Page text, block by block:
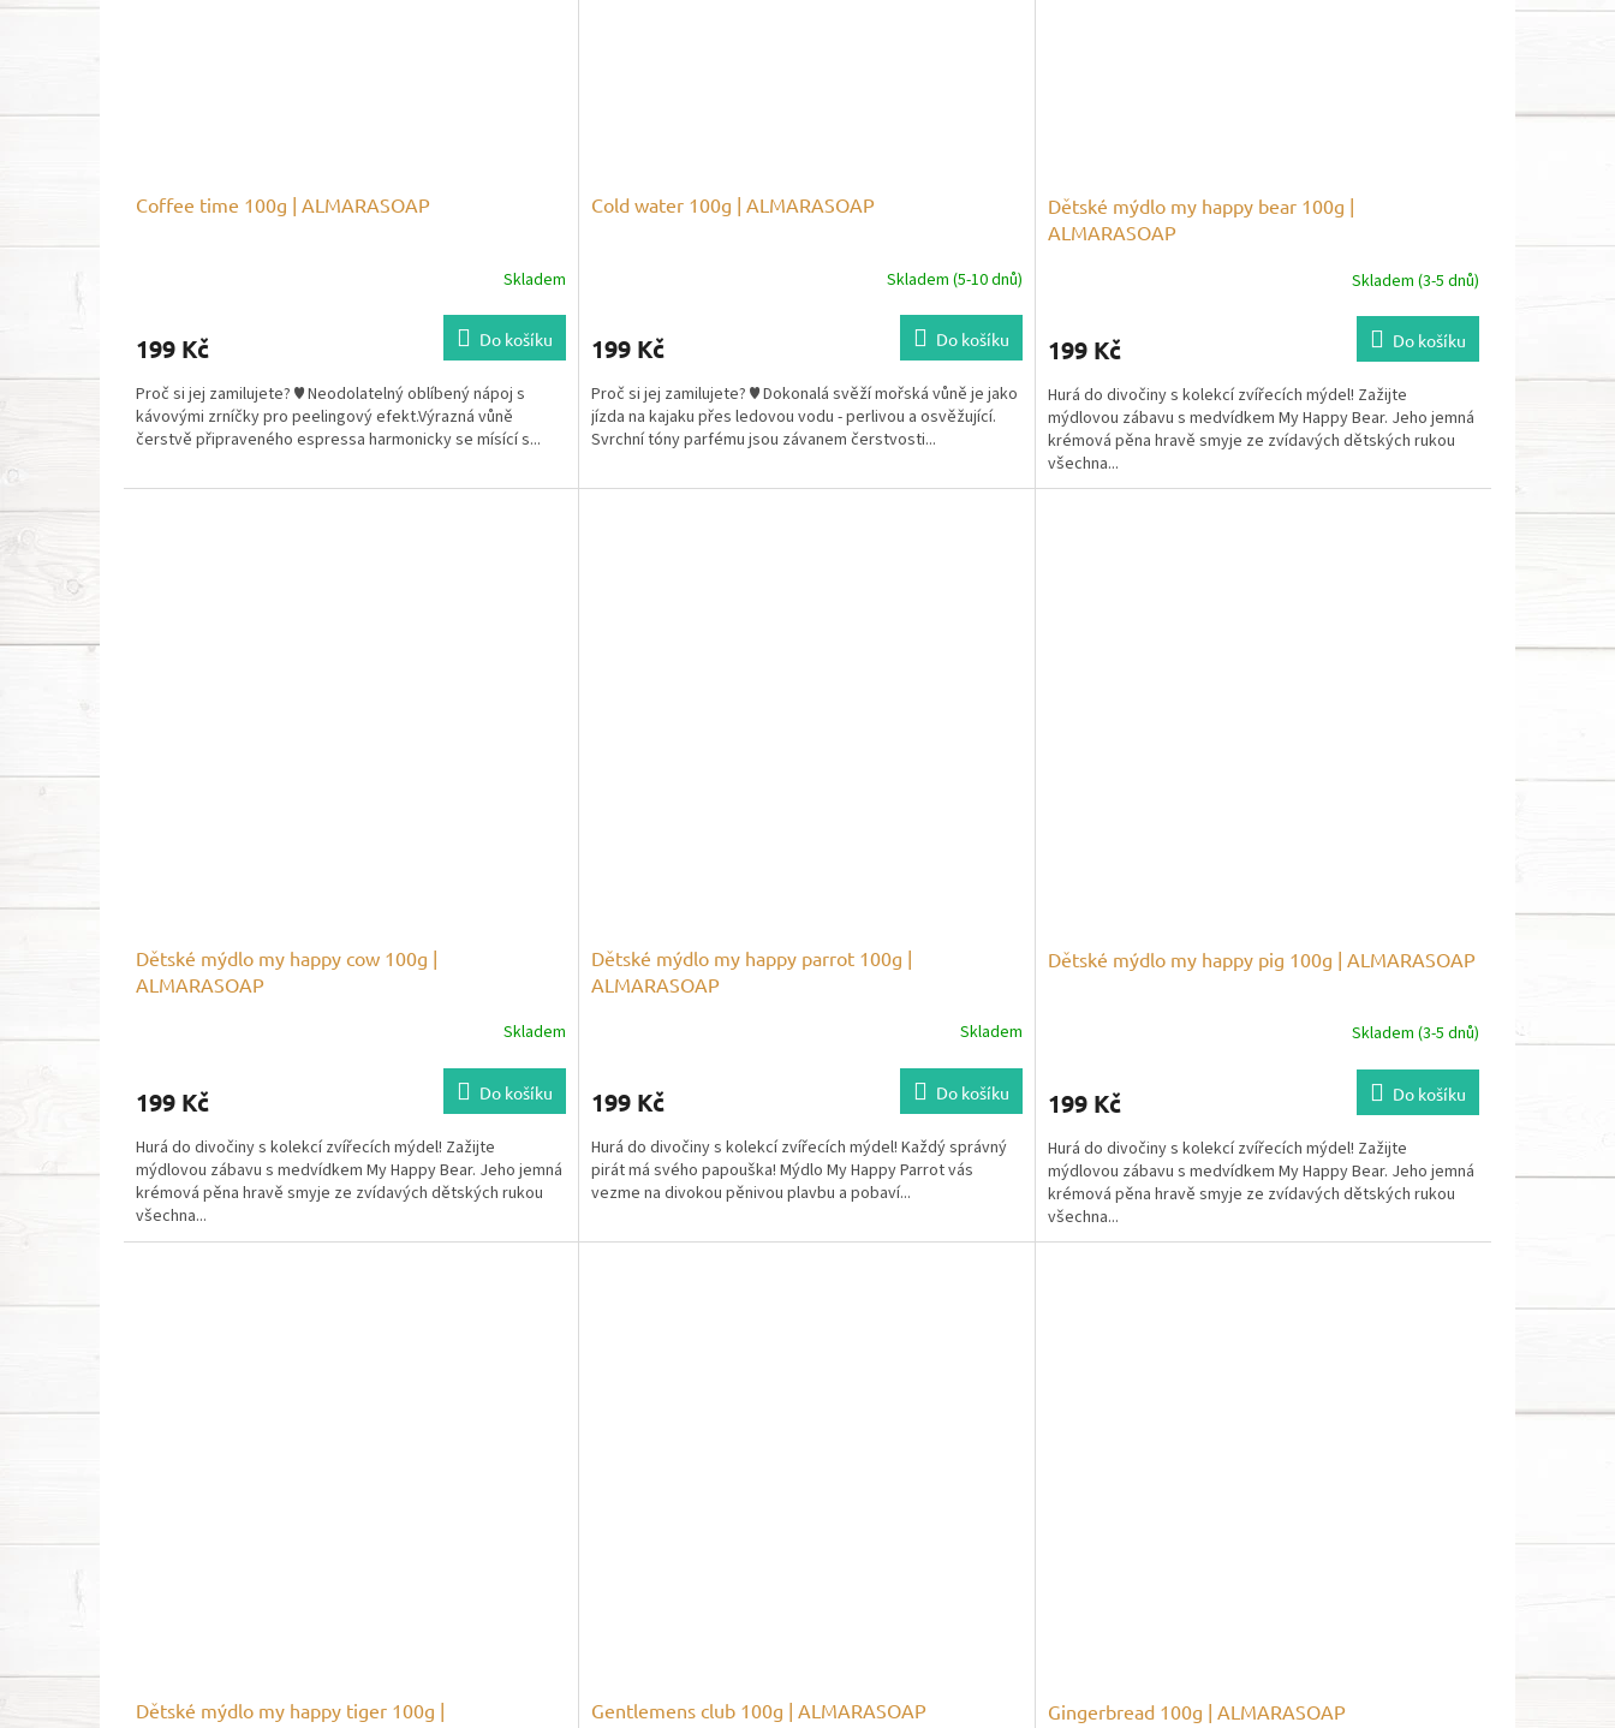
Coffee time 100g | ALMARASOAP
Skladem
199 Kč Do košíku
Proč si jej zamilujete? ♥ Neodolatelný oblíbený nápoj s
kávovými zrníčky pro peelingový efekt.Výrazná vůně
čerstvě připraveného espressa harmonicky se mísící s...
Cold water 100g | ALMARASOAP
Skladem (5-10 dnů)
199 Kč Do košíku
Proč si jej zamilujete? ♥ Dokonalá svěží mořská vůně je jako
jízda na kajaku přes ledovou vodu - perlivou a osvěžující.
Svrchní tóny parfému jsou závanem čerstvosti...
Dětské mýdlo my happy bear 100g |
ALMARASOAP
Skladem (3-5 dnů)
199 Kč Do košíku
Hurá do divočiny s kolekcí zvířecích mýdel! Zažijte
mýdlovou zábavu s medvídkem My Happy Bear. Jeho jemná
krémová pěna hravě smyje ze zvídavých dětských rukou
všechna...
Dětské mýdlo my happy cow 100g |
ALMARASOAP
Skladem
199 Kč Do košíku
Hurá do divočiny s kolekcí zvířecích mýdel! Zažijte
mýdlovou zábavu s medvídkem My Happy Bear. Jeho jemná
krémová pěna hravě smyje ze zvídavých dětských rukou
všechna...
Dětské mýdlo my happy parrot 100g |
ALMARASOAP
Skladem
199 Kč Do košíku
Hurá do divočiny s kolekcí zvířecích mýdel! Každý správný
pirát má svého papouška! Mýdlo My Happy Parrot vás
vezme na divokou pěnivou plavbu a pobaví...
Dětské mýdlo my happy pig 100g | ALMARASOAP
Skladem (3-5 dnů)
199 Kč Do košíku
Hurá do divočiny s kolekcí zvířecích mýdel! Zažijte
mýdlovou zábavu s medvídkem My Happy Bear. Jeho jemná
krémová pěna hravě smyje ze zvídavých dětských rukou
všechna...
Dětské mýdlo my happy tiger 100g |
Gentlemens club 100g | ALMARASOAP Gingerbread 100g | ALMARASOAP